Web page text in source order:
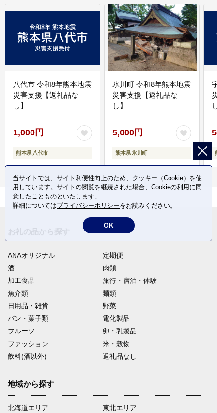
八代市 令和8年熊本地震
災害支援【返礼品な
し】
1,000円
熊本県 八代市
氷川町 令和8年熊本地震
災害支援【返礼品な
し】
5,000円
熊本県 氷川町
ANAオリジナル
定期便
酒
肉類
加工食品
旅行・宿泊・体験
魚介類
麺類
日用品・雑貨
野菜
パン・菓子類
電化製品
フルーツ
卵・乳製品
ファッション
米・穀物
飲料(酒以外)
返礼品なし
地域から探す
北海道エリア
東北エリア
当サイトでは、サイト利便性向上のため、クッキー（Cookie）を使
用しています。サイトの閲覧を継続された場合、Cookieの利用に同
意したことものといたします。
詳細についてはプライバシーポリシーをお読みください。
OK